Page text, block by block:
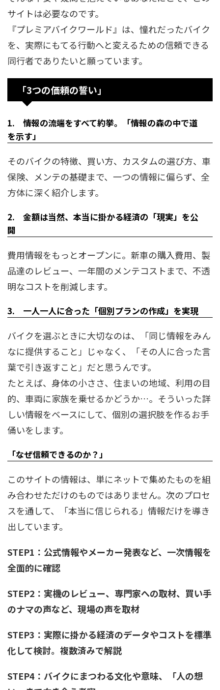
サイトは必要なのです。
『プレミアバイクワールド』は、憧れだったバイク
を、実際にもてる行動へと変えるための信頼できる
同行者でありたいと願っています。
「3つの価頼の誓い」
1. 情報の流端をすべて約挙。「情報の森の中で道
を示す」
そのバイクの特徴、買い方、カスタムの選び方、車
保険、メンテの基礎まで、一つの情報に偏らず、全
方体に深く紹介します。
2. 金額は当然、本当に掛かる経済の「現実」を公
開
費用情報をもっとオープンに。新車の購入費用、製
品達のレビュー、一年間のメンテコストまで、不透
明なコストを削減します。
3. 一人一人に合った「個別プランの作成」を実現
バイクを選ぶときに大切なのは、「同じ情報をみん
なに提供すること」じゃなく、「その人に合った言
葉で引き返すこと」だと思うんです。
たとえば、身体の小ささ、住まいの地域、利用の目
的、車両に家族を乗せるかどうか…。そういった詳
しい情報をベースにして、個別の選択肢を作るお手
俑いをします。
「なぜ信頼できるのか？」
このサイトの情報は、単にネットで集めたものを組
み合わせただけのものではありません。次のプロセ
スを通して、「本当に信じられる」情報だけを導き
出しています。
STEP1：公式情報やメーカー発表など、一次情報を
全面的に確認
STEP2：実機のレビュー、専門家への取材、買い手
のナマの声など、現場の声を取材
STEP3：実際に掛かる経済のデータやコストを標準
化して検討。複数済みで解説
STEP4：バイクにまつわる文化や意味、「人の想